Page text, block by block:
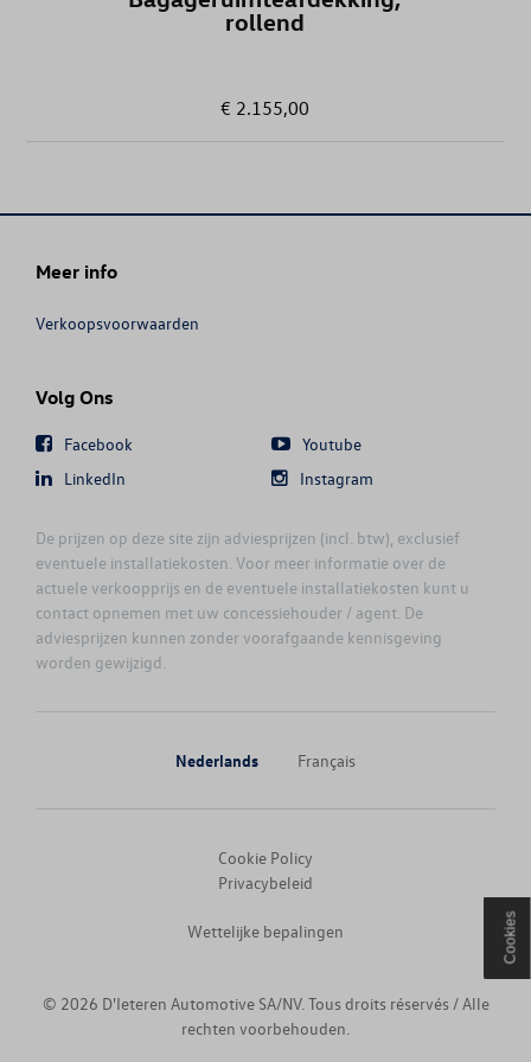
CRAFTER FOURGON
GOLF CABRIOLET
GOLF VARIANT
JETTA
MULTIVAN
NEW GOLF
rollend
€ 2.155,00
Meer info
Verkoopsvoorwaarden
Volg Ons
Facebook
Youtube
LinkedIn
Instagram
De prijzen op deze site zijn adviesprijzen (incl. btw), exclusief
eventuele installatiekosten. Voor meer informatie over de
actuele verkoopprijs en de eventuele installatiekosten kunt u
contact opnemen met uw concessiehouder / agent. De
adviesprijzen kunnen zonder voorafgaande kennisgeving
worden gewijzigd.
Wettelijke bepalingen
Cookie Policy
Privacybeleid
Nederlands Français
© 2026 D'Ieteren Automotive SA/NV. Tous droits réservés / Alle
rechten voorbehouden.
Cookies